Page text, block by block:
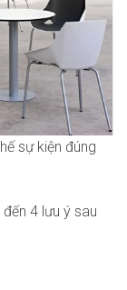
sự kiện đúng
4 lưu ý sau